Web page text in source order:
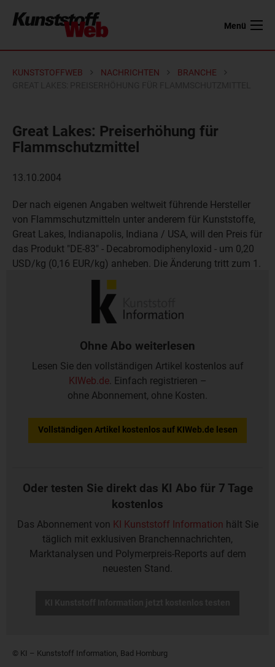
Menü
KUNSTSTOFFWEB NACHRICHTEN
BRANCHE
Great Lakes: Preiserhöhung für
Flammschutzmittel
13.10.2004
Der nach eigenen Angaben weltweit führende Hersteller
von Flammschutzmitteln unter anderem für Kunststoffe,
Great Lakes, Indianapolis, Indiana / USA, will den Preis für
das Produkt "DE-83" - Decabromodiphenyloxid - um 0,20
USD/kg (0,16 EUR/kg) anheben. Die Änderung tritt zum 1.
November 2004 in Kraft. DE-83 wird vor allem in der
Kabelproduktion sowie bei Bauanwendungen eingesetzt.
Ohne Abo weiterlesen
Lesen Sie den vollständigen Artikel kostenlos auf
KIWeb.de. Einfach registrieren –
ohne Abonnement, ohne Kosten.
Vollständigen Artikel kostenlos auf KIWeb.de lesen
Oder testen Sie direkt das KI Abo für 7 Tage
kostenlos
Das Abonnement von KI Kunststoff Information hält Sie
täglich mit exklusiven Branchennachrichten,
Marktanalysen und Polymerpreis-Reports auf dem
neuesten Stand.
© KI – Kunststoff Information, Bad Homburg